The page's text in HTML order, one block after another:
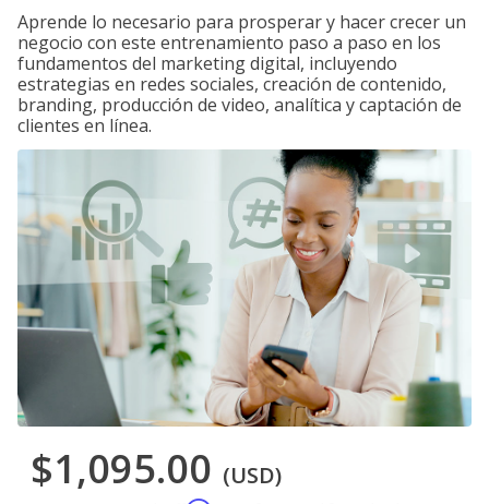
Aprende lo necesario para prosperar y hacer crecer un
negocio con este entrenamiento paso a paso en los
fundamentos del marketing digital, incluyendo
estrategias en redes sociales, creación de contenido,
branding, producción de video, analítica y captación de
clientes en línea.
$1,095.00 (USD)